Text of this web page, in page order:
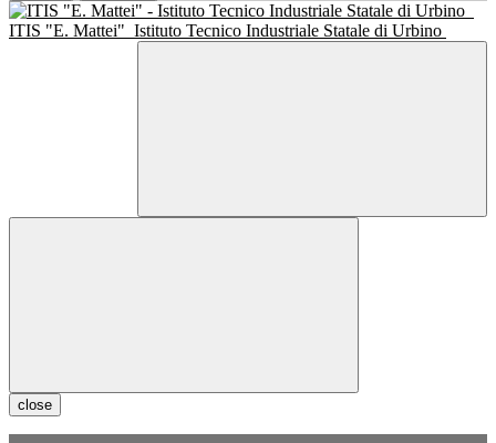
ITIS "E. Mattei" Istituto Tecnico Industriale Statale di Urbino
close